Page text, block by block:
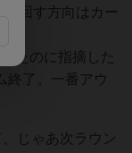
。回す方向はカー
たのに指摘した
終了。一番アウ
じゃあ次ラウン